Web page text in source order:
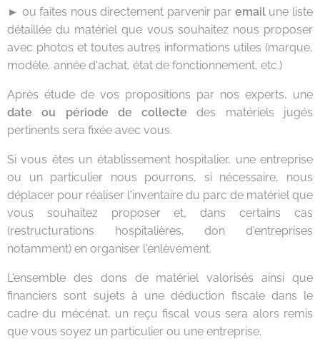
► ou faites nous directement parvenir par email une liste
détaillée du matériel que vous souhaitez nous proposer
avec photos et toutes autres informations utiles (marque,
modèle, année d'achat, état de fonctionnement, etc.)
Après étude de vos propositions par nos experts, une
date ou période de collecte des matériels jugés
pertinents sera fixée avec vous.
Si vous êtes un établissement hospitalier, une entreprise
ou un particulier nous pourrons, si nécessaire, nous
déplacer pour réaliser l'inventaire du parc de matériel que
vous souhaitez proposer et, dans certains cas
(restructurations hospitalières, don d'entreprises
notamment) en organiser l'enlèvement.
L'ensemble des dons de matériel valorisés ainsi que
financiers sont sujets à une déduction fiscale dans le
cadre du mécénat, un reçu fiscal vous sera alors remis
que vous soyez un particulier ou une entreprise.